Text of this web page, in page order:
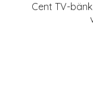
Cent TV-